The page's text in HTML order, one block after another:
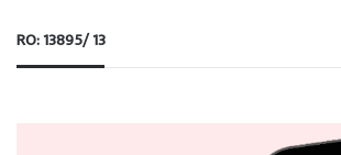
RO: 13895/ 13